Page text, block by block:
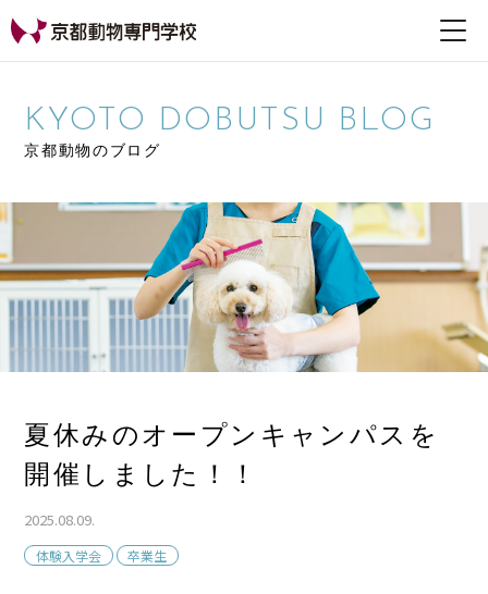
門学校
KYOTO DOBUTSU BLOG
京都動物のブログ
夏休みのオープンキャンパスを
開催しました！！
2025.08.09.
体験入学会 卒業生